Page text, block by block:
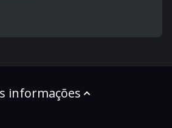
informações